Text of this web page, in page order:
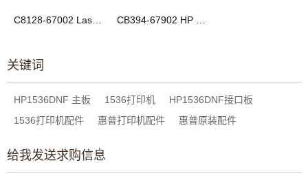
C8128-67002 LaserJet 1180C 打印机 格式化板 CB394-67902 HP Color LaserJet CM1015 CM1017 格式化板
关键词
HP1536DNF 主板 1536打印机
HP1536DNF接口板
1536打印机配件
惠普打印机配件 惠普原装配件
给我发送求购信息